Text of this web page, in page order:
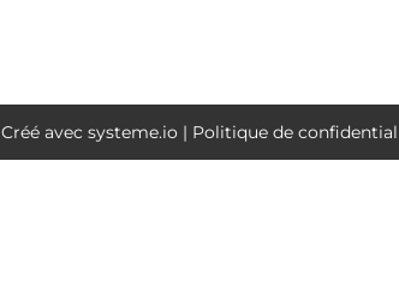
Créé avec systeme.io | Politique de